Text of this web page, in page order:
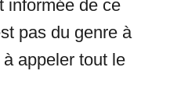
informée de ce
pas du genre à
appeler tout le